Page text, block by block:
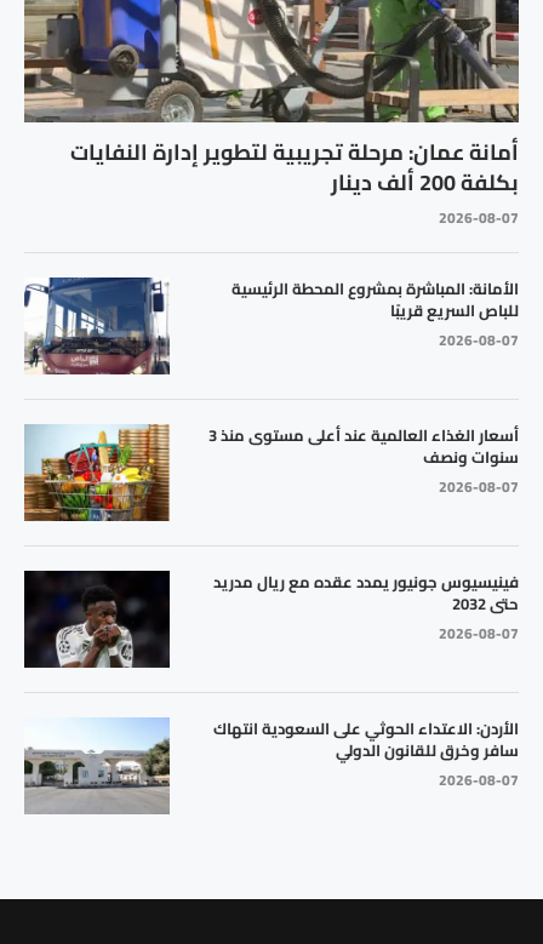
أمانة عمان: مرحلة تجريبية لتطوير إدارة النفايات
بكلفة 200 ألف دينار
2026-08-07
الأمانة: المباشرة بمشروع المحطة الرئيسية
للباص السريع قريبًا
2026-08-07
أسعار الغذاء العالمية عند أعلى مستوى منذ 3
سنوات ونصف
2026-08-07
فينيسيوس جونيور يمدد عقده مع ريال مدريد
حتى 2032
2026-08-07
الأردن: الاعتداء الحوثي على السعودية انتهاك
سافر وخرق للقانون الدولي
2026-08-07